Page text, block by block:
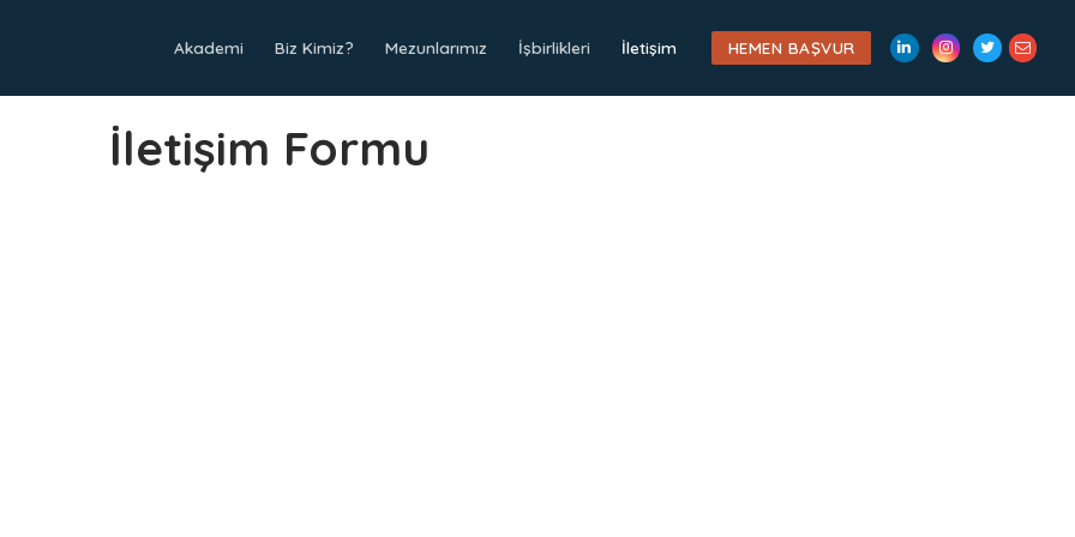
Akademi Biz Kimiz? Mezunlarımız İşbirlikleri İletişim HEMEN BAŞVUR
LinkedInInstagram
Twitterİletişim
İletişim Formu